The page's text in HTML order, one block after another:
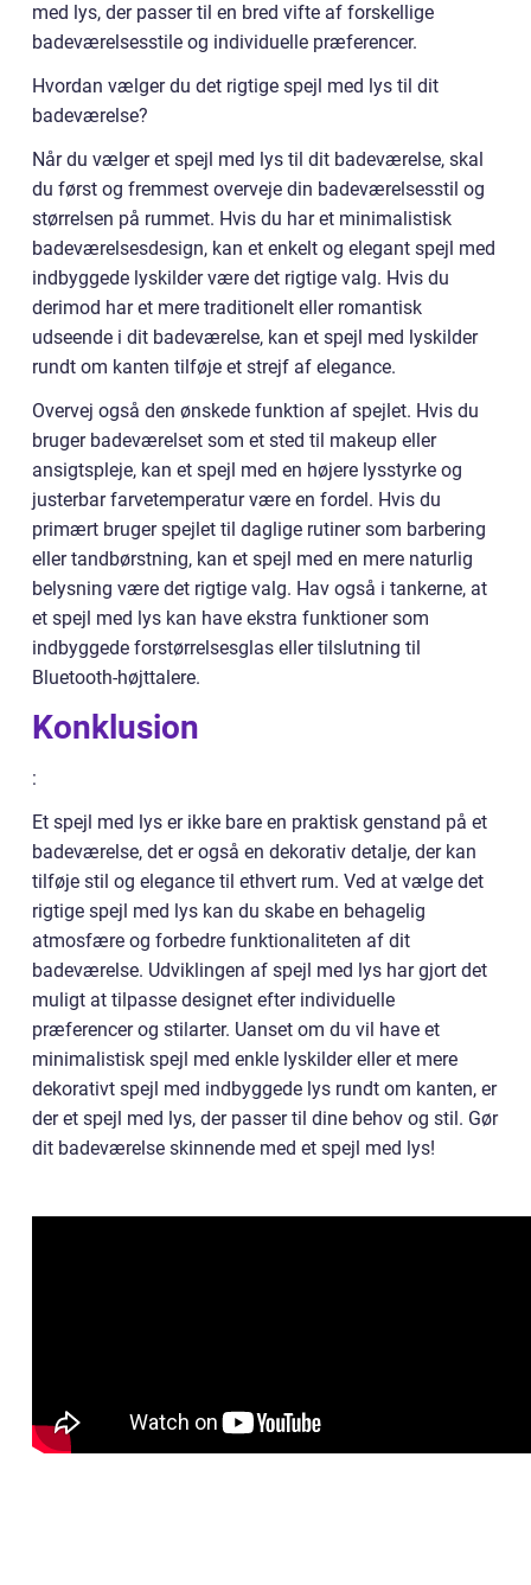
med lys, der passer til en bred vifte af forskellige
badeværelsesstile og individuelle præferencer.
Hvordan vælger du det rigtige spejl med lys til dit
badeværelse?
Når du vælger et spejl med lys til dit badeværelse, skal
du først og fremmest overveje din badeværelsesstil og
størrelsen på rummet. Hvis du har et minimalistisk
badeværelsesdesign, kan et enkelt og elegant spejl med
indbyggede lyskilder være det rigtige valg. Hvis du
derimod har et mere traditionelt eller romantisk
udseende i dit badeværelse, kan et spejl med lyskilder
rundt om kanten tilføje et strejf af elegance.
Overvej også den ønskede funktion af spejlet. Hvis du
bruger badeværelset som et sted til makeup eller
ansigtspleje, kan et spejl med en højere lysstyrke og
justerbar farvetemperatur være en fordel. Hvis du
primært bruger spejlet til daglige rutiner som barbering
eller tandbørstning, kan et spejl med en mere naturlig
belysning være det rigtige valg. Hav også i tankerne, at
et spejl med lys kan have ekstra funktioner som
indbyggede forstørrelsesglas eller tilslutning til
Bluetooth-højttalere.
Konklusion
:
Et spejl med lys er ikke bare en praktisk genstand på et
badeværelse, det er også en dekorativ detalje, der kan
tilføje stil og elegance til ethvert rum. Ved at vælge det
rigtige spejl med lys kan du skabe en behagelig
atmosfære og forbedre funktionaliteten af dit
badeværelse. Udviklingen af spejl med lys har gjort det
muligt at tilpasse designet efter individuelle
præferencer og stilarter. Uanset om du vil have et
minimalistisk spejl med enkle lyskilder eller et mere
dekorativt spejl med indbyggede lys rundt om kanten, er
der et spejl med lys, der passer til dine behov og stil. Gør
dit badeværelse skinnende med et spejl med lys!